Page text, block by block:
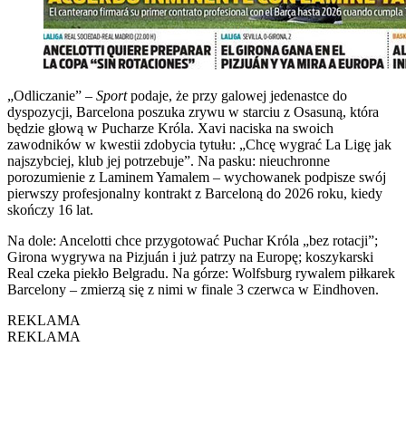
„Odliczanie” – Sportpodaje, że przy galowej jedenastce do
dyspozycji, Barcelona poszuka zrywu w starciu z Osasuną, która
będzie głową w Pucharze Króla. Xavi naciska na swoich
zawodników w kwestii zdobycia tytułu: „Chcę wygrać La Ligę jak
najszybciej, klub jej potrzebuje”. Na pasku: nieuchronne
porozumienie z Laminem Yamalem – wychowanek podpisze swój
pierwszy profesjonalny kontrakt z Barceloną do 2026 roku, kiedy
skończy 16 lat.
Na dole: Ancelotti chce przygotować Puchar Króla „bez rotacji”;
Girona wygrywa na Pizjuán i już patrzy na Europę; koszykarski
Real czeka piekło Belgradu. Na górze: Wolfsburg rywalem piłkarek
Barcelony – zmierzą się z nimi w finale 3 czerwca w Eindhoven.
REKLAMA
REKLAMA